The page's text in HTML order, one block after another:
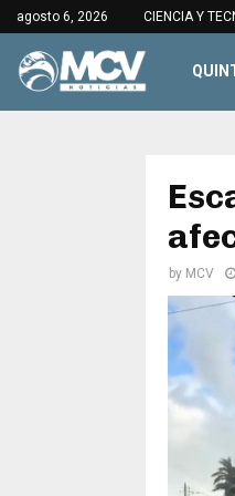
agosto 6, 2026 CIENCIA Y
by MCV